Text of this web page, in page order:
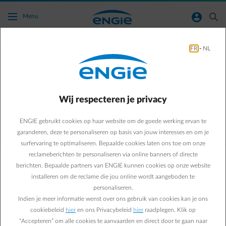
Ga naar de hoofdinhoud
Menu normal-account-circle search
Ik heb een slimme laadsessie gestart, maar
mijn auto stopt bijna onmiddellijk met laden.
arrow-left Terug naar contactpagina
Bij slim laden begint je auto niet altijd meteen met opladen. Het
de criteria zoals je energietarief, je vertrektijd en de situatie op het
elektriciteitsnet. Als later opladen beter of goedkoper is, pauzeert de
app het opladen kort na het starten en hervat het later weer. In de
Smart App zie je dan ‘laden gepauzeerd’ als status.
Wil je direct beginnen met laden? Ga op het home screen van de
FR - NL
Wij respecteren je privacy
ENGIE gebruikt cookies op haar website om de goede werking ervan te
garanderen, deze te personaliseren op basis van jouw interesses en om je
surfervaring te optimaliseren. Bepaalde cookies laten ons toe om onze
reclameberichten te personaliseren via online banners of directe
berichten. Bepaalde partners van ENGIE kunnen cookies op onze website
installeren om de reclame die jou online wordt aangeboden te
personaliseren.
Indien je meer informatie wenst over ons gebruik van cookies kan je ons
cookiebeleid hier en ons Privacybeleid hier raadplegen. Klik op
“Accepteren” om alle cookies te aanvaarden en direct door te gaan naar